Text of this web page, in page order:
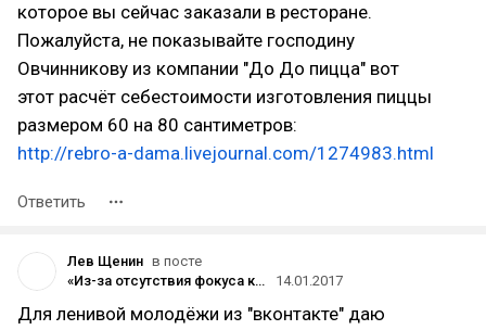
которое вы сейчас заказали в ресторане.
Пожалуйста, не показывайте господину
Овчинникову из компании "До До пицца" вот
этот расчёт себестоимости изготовления пиццы
размером 60 на 80 сантиметров:
http://rebro-a-dama.livejournal.com/1274983.html
Ответить
Лев Щенин в посте
«Из-за отсутствия фокуса компания оказалась в безвыходном положении»
14.01.2017
Для ленивой молодёжи из "вконтакте" даю